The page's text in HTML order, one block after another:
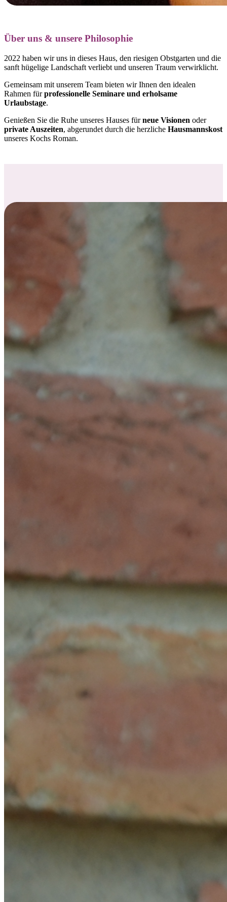
Über uns & unsere Philosophie
2022 haben wir uns in dieses Haus, den riesigen Obstgarten und die
sanft hügelige Landschaft verliebt und unseren Traum verwirklicht.
Gemeinsam mit unserem Team bieten wir Ihnen den idealen
Rahmen fürprofessionelle Seminare und erholsame
Urlaubstage.
Genießen Sie die Ruhe unseres Hauses fürneue Visionen oder
private Auszeiten, abgerundet durch die herzliche Hausmannskost
unseres Kochs Roman.